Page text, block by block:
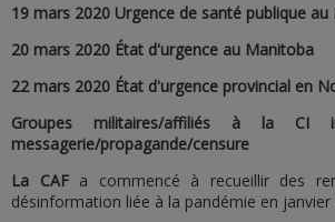
19 mars 2020 Urgence de santé publique au
20 mars 2020 État d'urgence au Manitoba
22 mars 2020 État d'urgence provincial en
Groupes militaires/affiliés à la CI
messagerie/propagande/censure
La CAFa commencé à recueillir des
désinformation liée à la pandémie en janvier